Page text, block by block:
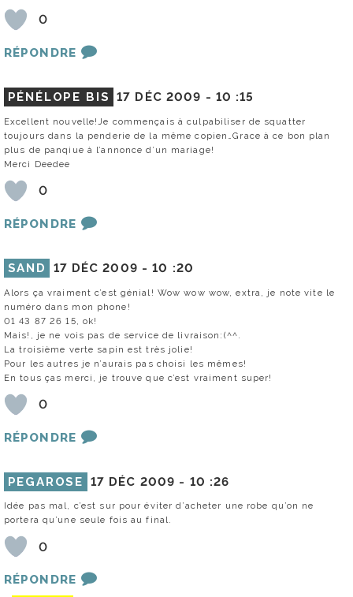
0
RÉPONDRE
PÉNÉLOPE BIS 17 DÉC 2009 - 10 :15
Excellent nouvelle!Je commençais à culpabiliser de squatter
toujours dans la penderie de la même copien…Grace à ce bon plan
plus de panqiue à l’annonce d’un mariage!
Merci Deedee
0
RÉPONDRE
SAND 17 DÉC 2009 -10 :20
Alors ça vraiment c’est génial! Wow wow wow, extra, je note vite le
numéro dans mon phone!
01 43 87 26 15, ok!
Mais!, je ne vois pas de service de livraison:(^^.
La troisième verte sapin est très jolie!
Pour les autres je n’aurais pas choisi les mêmes!
En tous ças merci, je trouve que c’est vraiment super!
0
RÉPONDRE
PEGAROSE 17 DÉC 2009 - 10 :26
Idée pas mal, c’est sur pour éviter d’acheter une robe qu’on ne
portera qu’une seule fois au final.
0
RÉPONDRE